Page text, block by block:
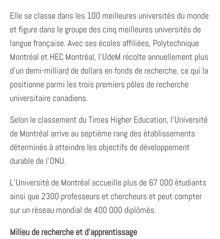
Elle se classe dans les 100 meilleures universités du monde
et figure dans le groupe des cinq meilleures universités de
langue française. Avec ses écoles affiliées, Polytechnique
Montréal et HEC Montréal, l’UdeM récolte annuellement plus
d’un demi-milliard de dollars en fonds de recherche, ce qui la
positionne parmi les trois premiers pôles de recherche
universitaire canadiens.
Selon le classement du Times Higher Education, l’Université
de Montréal arrive au septième rang des établissements
déterminés à atteindre les objectifs de développement
durable de l’ONU.
L’Université de Montréal accueille plus de 67 000 étudiants
ainsi que 2300 professeurs et chercheurs et peut compter
sur un réseau mondial de 400 000 diplômés.
Milieu de recherche et d’apprentissage